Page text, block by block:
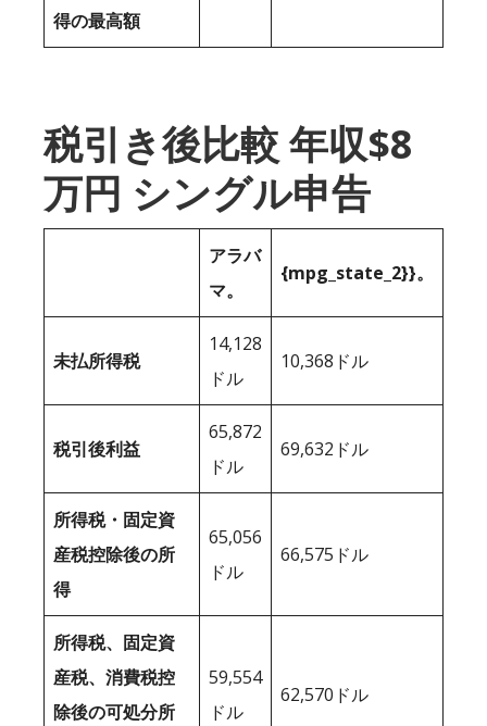
得の最高額
税引き後比較 年収$8
万円 シングル申告
アラバ
マ。
{mpg_state_2}}。
未払所得税
14,128
ドル
10,368ドル
税引後利益
65,872
ドル
69,632ドル
所得税・固定資
産税控除後の所
得
65,056
ドル
66,575ドル
所得税、固定資
産税、消費税控
除後の可処分所
59,554
ドル
62,570ドル